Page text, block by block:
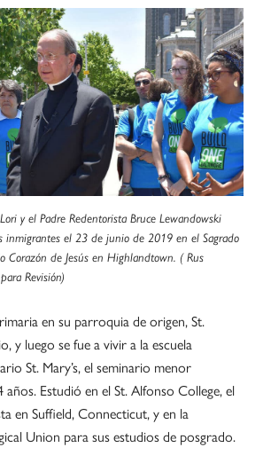
y el Padre Redentorista Bruce Lewandowski
inmigrantes el 23 de junio de 2019 en el Sagrado
Corazón de Jesús en Highlandtown. ( Rus
Revisión)
en su parroquia de origen, St.
y luego se fue a vivir a la escuela
St. Mary’s, el seminario menor
Estudió en el St. Alfonso College, el
en Suffield, Connecticut, y en la
Union para sus estudios de posgrado.